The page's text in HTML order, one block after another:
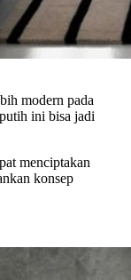
modern pada
ini bisa jadi
menciptakan
konsep